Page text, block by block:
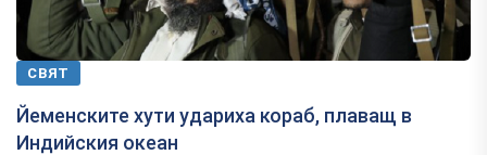
СВЯТ
Йеменските хути удариха кораб, плаващ в
Индийския океан